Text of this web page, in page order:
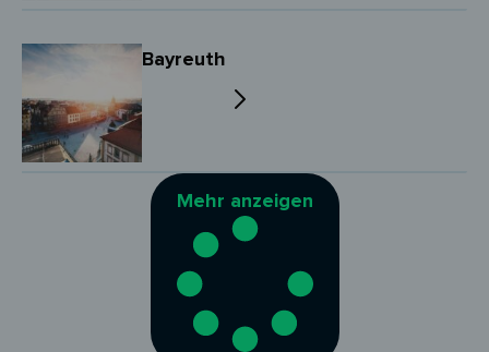
Bayreuth
Mehr anzeigen